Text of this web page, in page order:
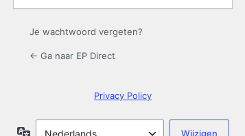
Je wachtwoord vergeten?
← Ga naar EP Direct
Privacy Policy
Taal